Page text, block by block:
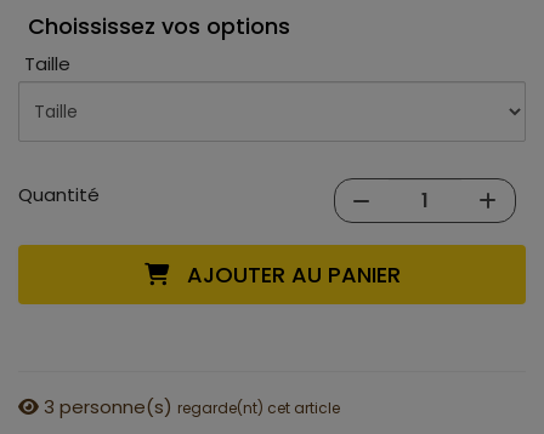
Choississez vos options
Taille
Quantité
AJOUTER AU PANIER
3 personne(s) regarde(nt) cet article